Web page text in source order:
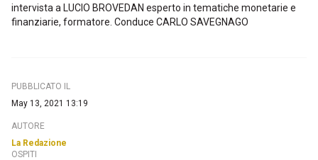
intervista a LUCIO BROVEDAN esperto in tematiche monetarie e
finanziarie, formatore. Conduce CARLO SAVEGNAGO
PUBBLICATO IL
May 13, 2021 13:19
AUTORE
La Redazione
OSPITI